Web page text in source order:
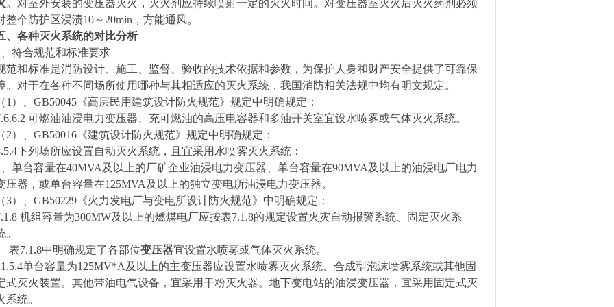
。对室外安装的变压器灭火，灭火剂应持续喷射一定的灭火时间。对变压器室灭火后灭火药剂必须
整个防护区浸渍10～20min，方能通风。
、各种灭火系统的对比分析
、符合规范和标准要求
范和标准是消防设计、施工、监督、验收的技术依据和参数，为保护人身和财产安全提供了可靠保
。对于在各种不同场所使用哪种与其相适应的灭火系统，我国消防相关法规中均有明文规定。
（1）、GB50045《高层民用建筑设计防火规范》规定中明确规定：
可燃油油浸电力变压器、充可燃油的高压电容器和多油开关室宜设水喷雾或气体灭火系统。
（2）、GB50016《建筑设计防火规范》规定中明确规定：
下列场所应设置自动灭火系统，且宜采用水喷雾灭火系统：
、单台容量在40MVA及以上的厂矿企业油浸电力变压器、单台容量在90MVA及以上的油浸电厂电力
压器，或单台容量在125MVA及以上的独立变电所油浸电力变压器。
（3）、GB50229《火力发电厂与变电所设计防火规范》中明确规定：
机组容量为300MW及以上的燃煤电厂应按表7.1.8的规定设置火灾自动报警系统、固定灭火系
。
表7.1.8中明确规定了各部位变压器宜设置水喷雾或气体灭火系统。
单台容量为125MV*A及以上的主变压器应设置水喷雾灭火系统、合成型泡沫喷雾系统或其他固
式灭火装置。其他带油电气设备，宜采用干粉灭火器。地下变电站的油浸变压器，宜采用固定式灭
系统。